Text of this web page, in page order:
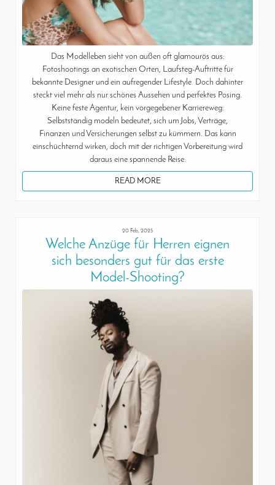
Das Modelleben sieht von außen oft glamourös aus:
Fotoshootings an exotischen Orten, Laufsteg-Auftritte für
bekannte Designer und ein aufregender Lifestyle. Doch dahinter
steckt viel mehr als nur schönes Aussehen und perfektes Posing.
Keine feste Agentur, kein vorgegebener Karriereweg:
Selbstständig modeln bedeutet, sich um Jobs, Verträge,
Finanzen und Versicherungen selbst zu kümmern. Das kann
einschüchternd wirken, doch mit der richtigen Vorbereitung wird
daraus eine spannende Reise.
READ MORE
20 Feb, 2025
Welche Anzüge für Herren eignen
sich besonders gut für das erste
Model-Shooting?